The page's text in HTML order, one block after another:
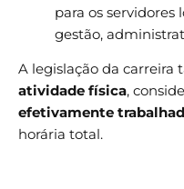
para os
gestão,
A legislação da carreira
atividade física,
efetivamente
horária total.